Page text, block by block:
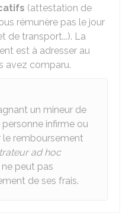
(attestation de
rémunère pas le jour
de transport...). La
est à adresser au
avez comparu.
un mineur de
personne infirme ou
remboursement
ad hoc
peut pas
de ses frais.